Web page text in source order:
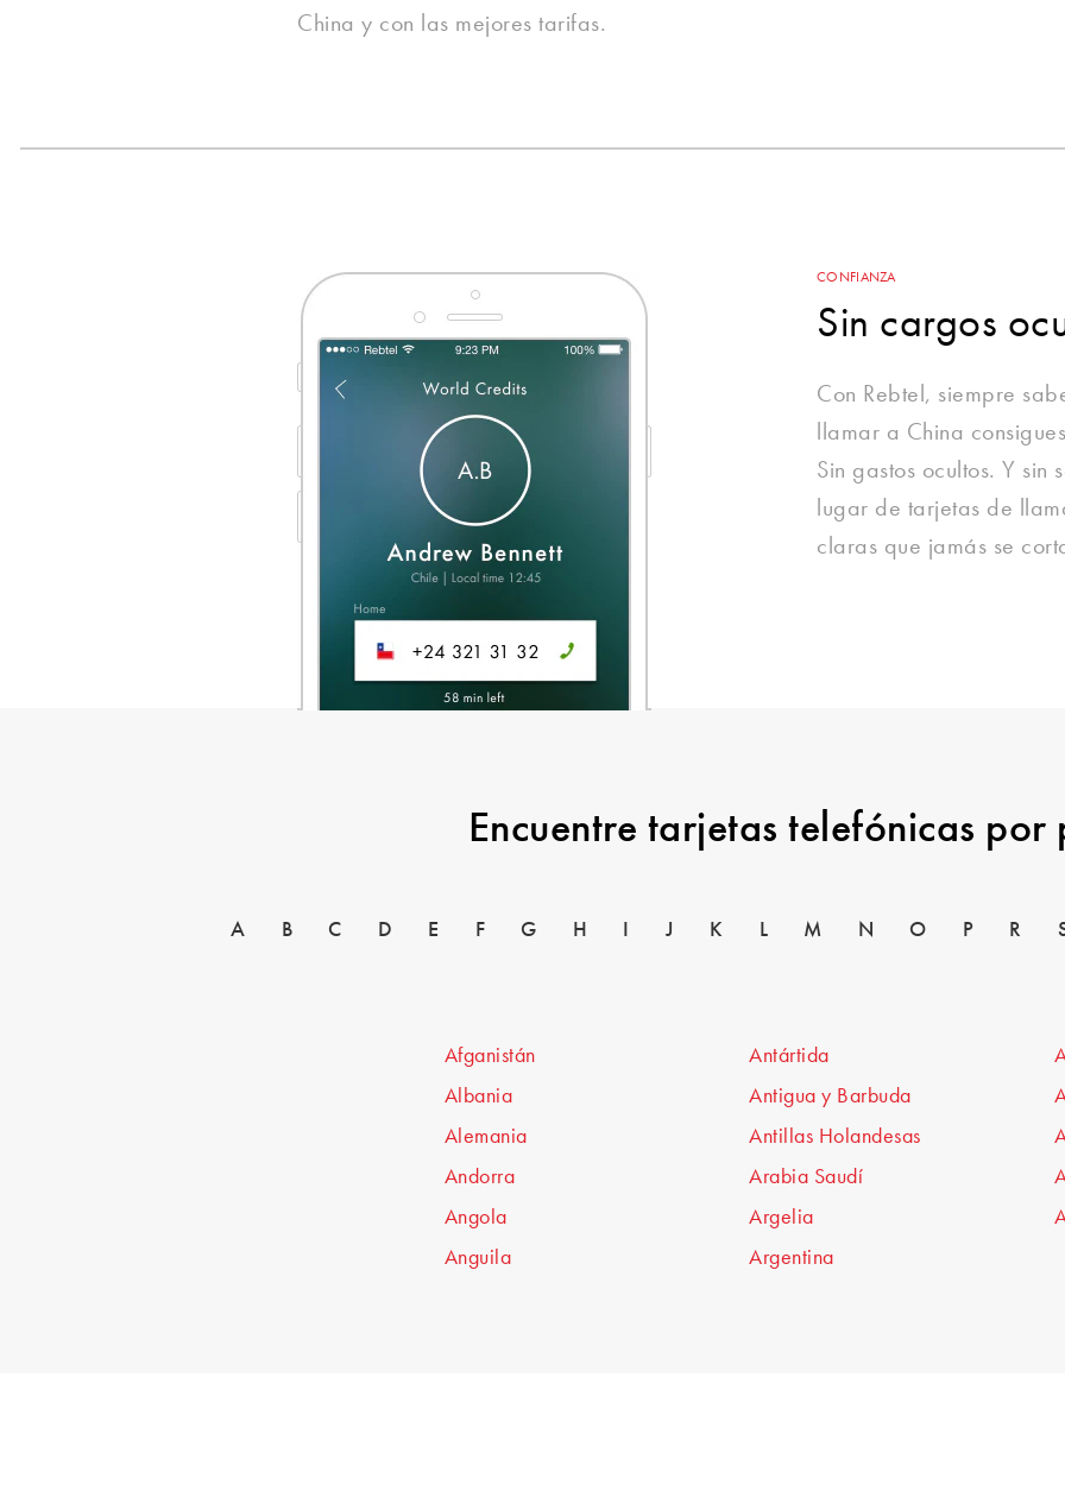
China y con las mejores tarifas.
CONFIANZA
Sin cargos
Con Rebtel, siempre
llamar a China
Sin gastos ocultos. Y sin
lugar de tarjetas de
claras que jamás se
Encuentre tarjetas telefónicas por
A B C D E F G H J K L M N O P R
Afganistán
Albania
Alemania
Andorra
Angola
Anguila
Antártida
Antigua y Barbuda
Antillas Holandesas
Arabia Saudí
Argelia
Argentina